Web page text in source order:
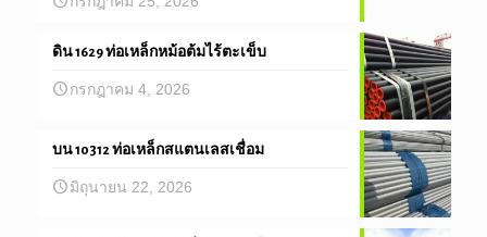
ดิน 1629 ท่อเหล็กหม้อต้มไร้ตะเข็บ
กรกฎาคม 4, 2026
บน 10312 ท่อเหล็กสแตนเลสเชื่อม
มิถุนายน 22, 2026